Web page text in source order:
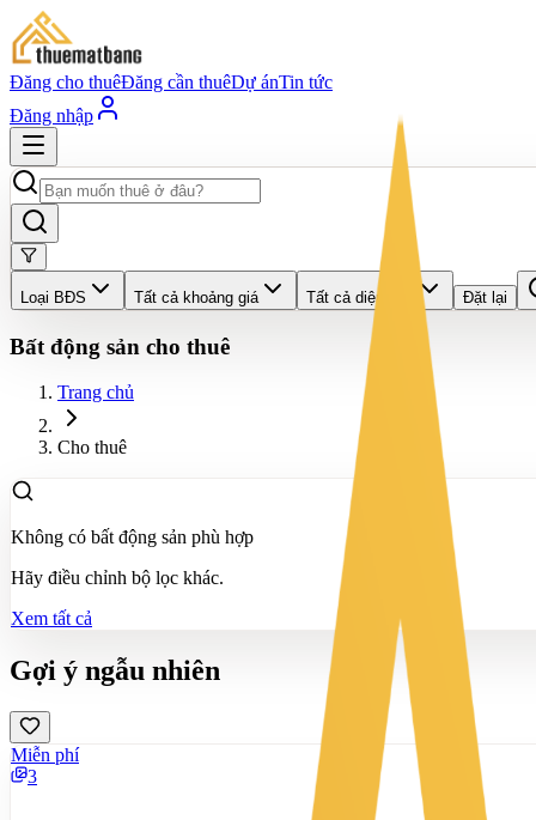
Đăng cho thuêĐăng cần thuêDự ánTin tức
Đăng nhập
Loại BĐS Tất cả khoảng giá Tất cả diện tích Đặt lại
Bất động sản cho thuê
Trang chủ
Cho thuê
Không có bất động sản phù hợp
Hãy điều chỉnh bộ lọc khác.
Xem tất cả
Gợi ý ngẫu nhiên
Miễn phí
3